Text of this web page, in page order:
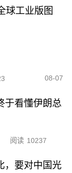
球工业版图
08-07
于看懂伊朗总
阅读 10237
，要对中国光